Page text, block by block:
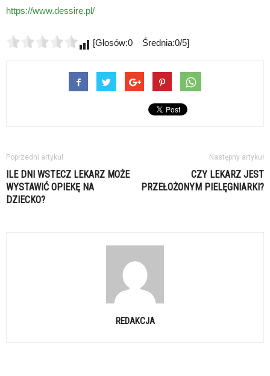
https://www.dessire.pl/
[Głosów:0 Średnia:0/5]
Poprzedni artykuł
ILE DNI WSTECZ LEKARZ MOŻE
WYSTAWIĆ OPIEKĘ NA
DZIECKO?
Następny artykuł
CZY LEKARZ JEST
PRZEŁOŻONYM PIELĘGNIARKI?
REDAKCJA